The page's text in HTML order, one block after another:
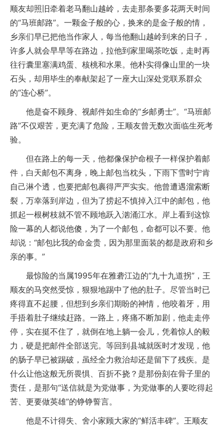
顺友却照旧牵着老马翻山越岭，去走那条要多花两天时间
的“马班邮路”。一颗金子般的心，换来的是金子般的情，
乡亲们早已把他当作家人，每当他翻山越岭到来的日子，
许多人就会早早等在路边，拉他到家里喝茶吃饭，走时再
往行囊里塞满鸡蛋、核桃和水果。他朴实得像山里的一块
石头，却用毕生的奉献架起了一座大山深处党联系群众
的“连心桥”。
他是奋不顾身、视邮件如生命的“乡邮勇士”。“马班邮
路”不仅艰苦，更充满了危险，王顺友曾无数次面临生死考
验。
但在路上的每一天，他都像保护命根子一样保护着邮
件，白天邮包不离身，晚上邮包当枕头，下雨下雪时宁肯
自己淋个透，也要把邮包裹得严严实实。他曾遭遇溜索断
裂，万幸落到岸边，但为了捞起不慎掉入江中的邮包，他
抓起一根树枝就不管不顾地跃入汹涌江水。岸上看到这惊
险一幕的人都说他傻，为了一个邮包，命都可以不要。他
却说：“邮包比我的命金贵，因为那里面装的都是政府和乡
亲的事。”
最惊险的当属1995年在雅砻江边的“九十九道拐”，王
顺友的马突然受惊，狠狠地踢中了他的肚子。尽管当时已
疼得直不起腰，但想到乡亲们期盼的神情，他咬着牙，用
手捂着肚子继续赶路。一路上，疼痛不断加剧，他走走停
停，实在挺不住了，就倒在地上躺一会儿，凭着惊人的毅
力，硬是把邮件全部送完。等回到县城就医时才发现，他
的肠子早已被踢破，虽经全力救治却还是留下了残疾。是
什么让他这般无所畏惧、百折不挠？是那份刻在骨子里的
责任，是那句“送信就是为党做事，为党做事的人要吃得起
苦、更要做英雄”的铮铮誓言。
他是不计得失、舍小家顾大家的“鲜活丰碑”。王顺友